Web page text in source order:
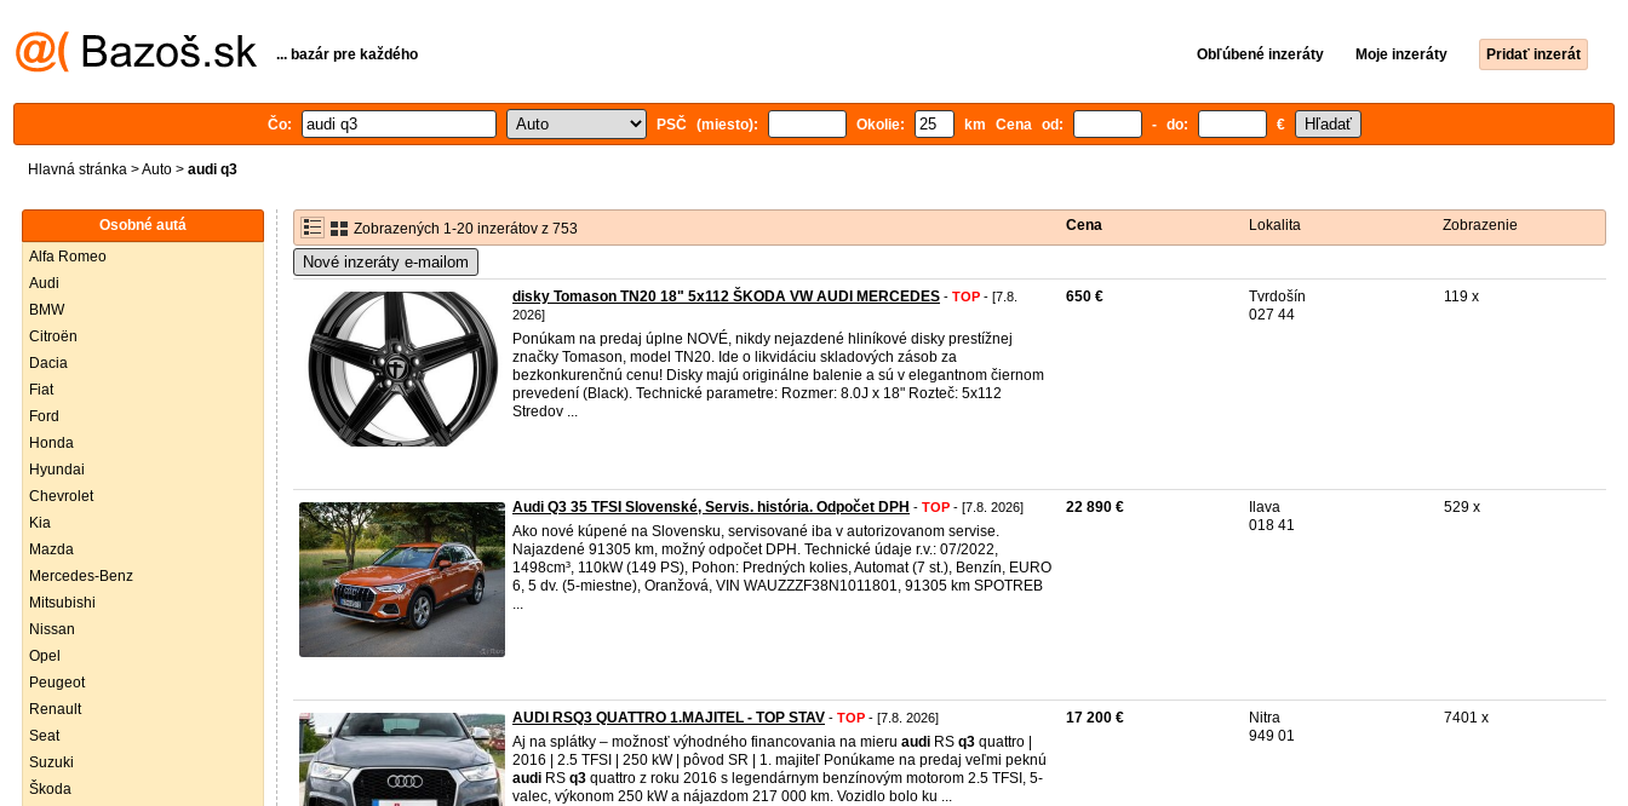
... bazár pre každého Obľúbené inzeráty Moje inzeráty Pridať inzerát
Čo: PSČ (miesto): Okolie: km Cena od: - do: €
Hlavná stránka >Auto > audi q3
Osobné autá
Alfa Romeo
Audi
BMW
Citroën
Dacia
Fiat
Ford
Honda
Hyundai
Chevrolet
Kia
Mazda
Mercedes-Benz
Mitsubishi
Nissan
Opel
Peugeot
Renault
Seat
Suzuki
Škoda
Zobrazených 1-20 inzerátov z 753 Cena Lokalita Zobrazenie
Nové inzeráty e-mailom
disky Tomason TN20 18" 5x112 ŠKODA VW AUDI MERCEDES - TOP - [7.8.
2026]
Ponúkam na predaj úplne NOVÉ, nikdy nejazdené hliníkové disky prestížnej
značky Tomason, model TN20. Ide o likvidáciu skladových zásob za
bezkonkurenčnú cenu! Disky majú originálne balenie a sú v elegantnom čiernom
prevedení (Black). Technické parametre: Rozmer: 8.0J x 18" Rozteč: 5x112
Stredov ...
650 €
Tvrdošín
027 44
119 x
Audi Q3 35 TFSI Slovenské, Servis. história. Odpočet DPH - TOP - [7.8. 2026]
Ako nové kúpené na Slovensku, servisované iba v autorizovanom servise.
Najazdené 91305 km, možný odpočet DPH. Technické údaje r.v.: 07/2022,
1498cm³, 110kW (149 PS), Pohon: Predných kolies, Automat (7 st.), Benzín, EURO
6, 5 dv. (5-miestne), Oranžová, VIN WAUZZZF38N1011801, 91305 km SPOTREB
...
22 890 €
Ilava
018 41
529 x
AUDI RSQ3 QUATTRO 1.MAJITEL - TOP STAV - TOP - [7.8. 2026]
Aj na splátky – možnosť výhodného financovania na mieru audi RS q3 quattro |
2016 | 2.5 TFSI | 250 kW | pôvod SR | 1. majiteľ Ponúkame na predaj veľmi peknú
audi RS q3 quattro z roku 2016 s legendárnym benzínovým motorom 2.5 TFSI, 5-
valec, výkonom 250 kW a nájazdom 217 000 km. Vozidlo bolo ku ...
17 200 €
Nitra
949 01
7401 x